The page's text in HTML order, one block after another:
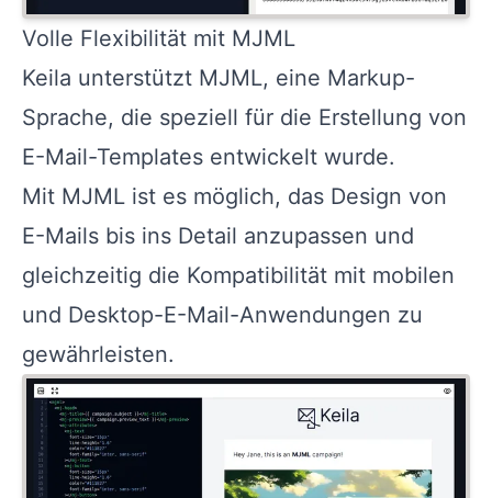
Volle Flexibilität mit MJML
Keila unterstützt MJML, eine Markup-
Sprache, die speziell für die Erstellung von
E-Mail-Templates entwickelt wurde.
Mit MJML ist es möglich, das Design von
E-Mails bis ins Detail anzupassen und
gleichzeitig die Kompatibilität mit mobilen
und Desktop-E-Mail-Anwendungen zu
gewährleisten.